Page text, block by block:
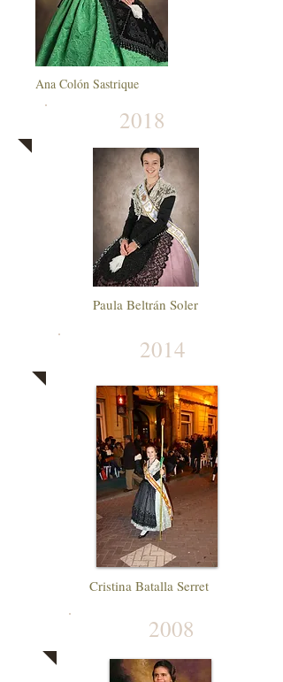
Ana Colón Sastrique
2018
Paula Beltrán Soler
2014
Cristina Batalla Serret
2008